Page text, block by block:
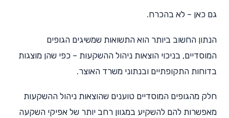
גם כאן – לא בהכרח.
הנתון החשוב ביותר הוא התשואות שמשיגים הגופים
המוסדיים, בניכוי הוצאות ניהול ההשקעות – כפי שהן מוצגות
בדוחות התקופתיים ובנתוני משרד האוצר.
חלק מהגופים המוסדיים טוענים שהוצאות ניהול ההשקעות
מאפשרות להם להשקיע במגוון רחב יותר של אפיקי השקעה